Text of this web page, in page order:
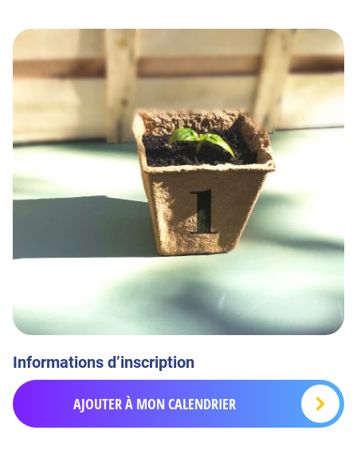
Informations d’inscription
AJOUTER À MON CALENDRIER